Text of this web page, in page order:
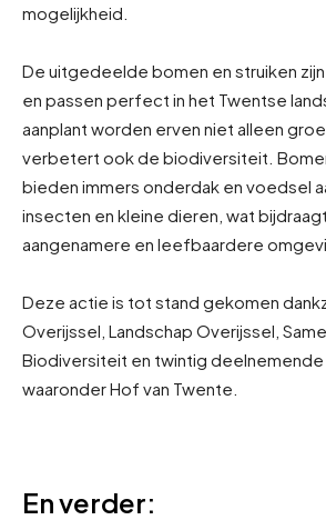
mogelijkheid.
De uitgedeelde bomen en struiken zijn
en passen perfect in het Twentse
aanplant worden erven niet alleen
verbetert ook de biodiversiteit.
bieden immers onderdak en voedsel
insecten en kleine dieren, wat
aangenamere en leefbaardere
Deze actie is tot stand gekomen
Overijssel, Landschap Overijssel,
Biodiversiteit en twintig deelnemende
waaronder Hof van Twente.
En verder: